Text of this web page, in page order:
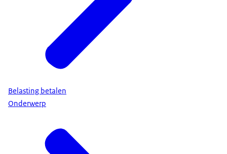
Belasting betalen
Onderwerp